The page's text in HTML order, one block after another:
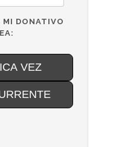
MI DONATIVO
VEZ